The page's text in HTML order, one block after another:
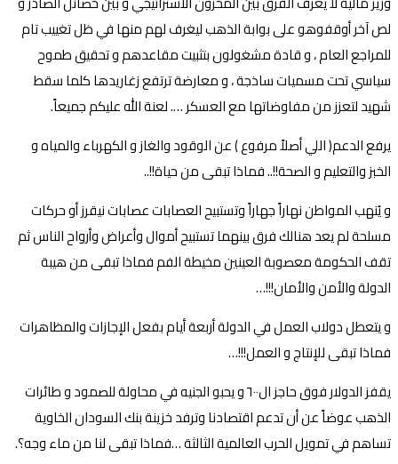
لص آخر أوقفوهو على بوابة الذهب ليغرف لهم منها في ظل تغييب تام
للمراجع العام ، و قادة مشغولون بتثبيت مقاعدهم و تحقيق طموح
سياسي تحت مسميات ساذجة ، و معارضة ترتفع زغاريدها كلما سقط
شهيد لتعزز من مفاوضاتها مع العسكر …. لعنة الله عليكم جميعاً.
يرفع الدعم( اللي أصلاً مرفوع ) عن الوقود والغاز و الكهرباء والمياه و
الخبز والتعليم و الصحة!!.. فماذا تبقى من حياة!!..
و يُنهب المواطن نهاراً جهاراً وتستبيح العصابات عصابات نيقرز أو حركات
مسلحة لم يعد هنالك فرق بينهما تستبيح أموال وأعراض وأرواح الناس ثم
تقف الحكومة معصوبة العينين مخيطة الفم فماذا تبقى من هيبة
الدولة والأمن والأمان!!!…
و يتعطل دولاب العمل في الدولة أربعة أيام بفعل الإجازات والمظاهرات
فماذا تبقى للإنتاج و العمل!!!…
يقفز الدولار فوق حاجز ال٦٠٠ و يحبو الجنيه في محاولة للصمود و طائرات
الذهب عوضاً عن أن تدعم اقتصادنا وترفد خزينة بنك السودان الخاوية
تساهم في تمويل الحرب العالمية الثالثة …فماذا تبقى لنا من ماء وجه؟.